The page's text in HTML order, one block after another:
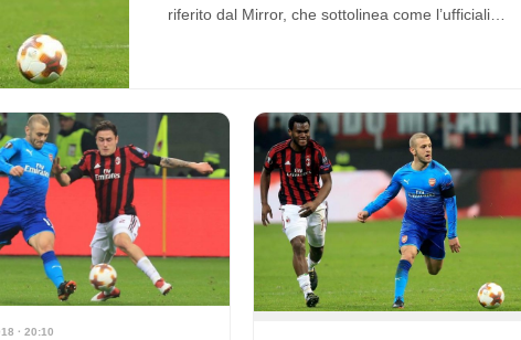
riferito dal Mirror, che sottolinea come l’ufficialità
· 20:10